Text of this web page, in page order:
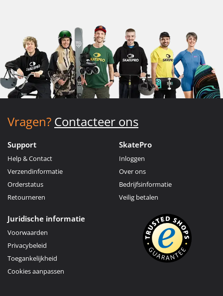
Vragen? Contacteer ons
Support
Help & Contact
Verzendinformatie
Orderstatus
Retourneren
SkatePro
Inloggen
Over ons
Bedrijfsinformatie
Veilig betalen
Juridische informatie
Voorwaarden
Privacybeleid
Toegankelijkheid
Cookies aanpassen